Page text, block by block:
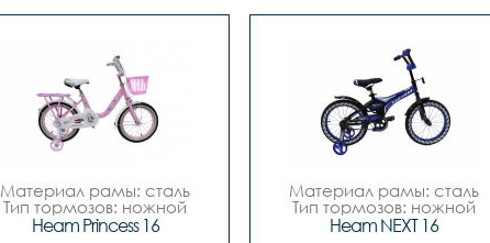
Материал рамы: сталь
Тип тормозов: ножной
Диаметр колес: 16
Heam Princess 16
Материал рамы: сталь
Тип тормозов: ножной
Диаметр колес: 16
Heam NEXT 16